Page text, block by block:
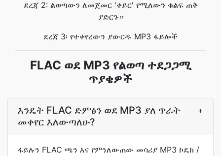
ደረጃ 2: ልወጣውን ለመጀመር 'ቀይር' የሚለውን ቁልፍ ጠቅ
ያድርጉ።
ደረጃ 3፡ የተቀየረውን ያውርዱ MP3 ፋይሎች
FLAC ወደ MP3 የልወጣ ተደጋጋሚ
ጥያቄዎች
እንዴት FLAC ድምፅን ወደ MP3 ያለ ጥራት
መቀየር እለውጣለሁ?
+
ፋይሉን FLAC ጫን እና የምንለውጠው መሳሪያ MP3 ኮዴክ /